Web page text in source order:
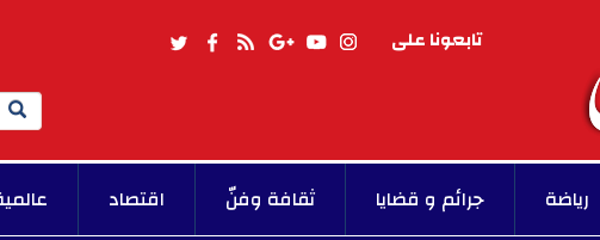
تابعونا على
Search
رياضة جرائم و قضايا ثقافة وفنّ اقتصاد